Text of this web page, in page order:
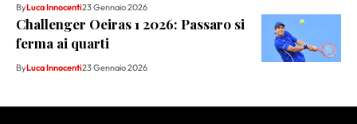
ByLuca Innocenti23 Gennaio 2026
Challenger Oeiras 1 2026: Passaro si
ferma ai quarti
ByLuca Innocenti23 Gennaio 2026